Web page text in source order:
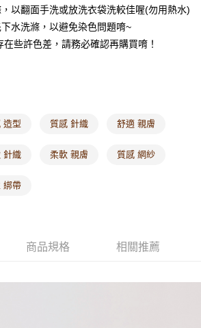
含以上)免運費
國專屬
查看運費
以翻面手洗或放洗衣袋洗較佳喔(勿用熱水)
水洗滌，以避免染色問題唷~
些許色差，請務必確認再購買唷！
造型 質感 針織 舒適 親膚
針織 柔軟 親膚 質感 網紗
綁帶
商品規格 相關推薦